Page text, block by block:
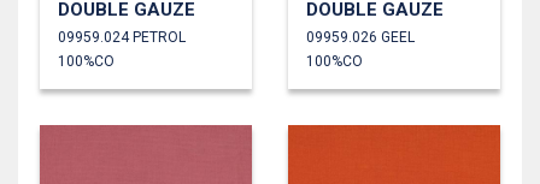
DOUBLE GAUZE
09959.024 PETROL
100%CO
DOUBLE GAUZE
09959.026 GEEL
100%CO